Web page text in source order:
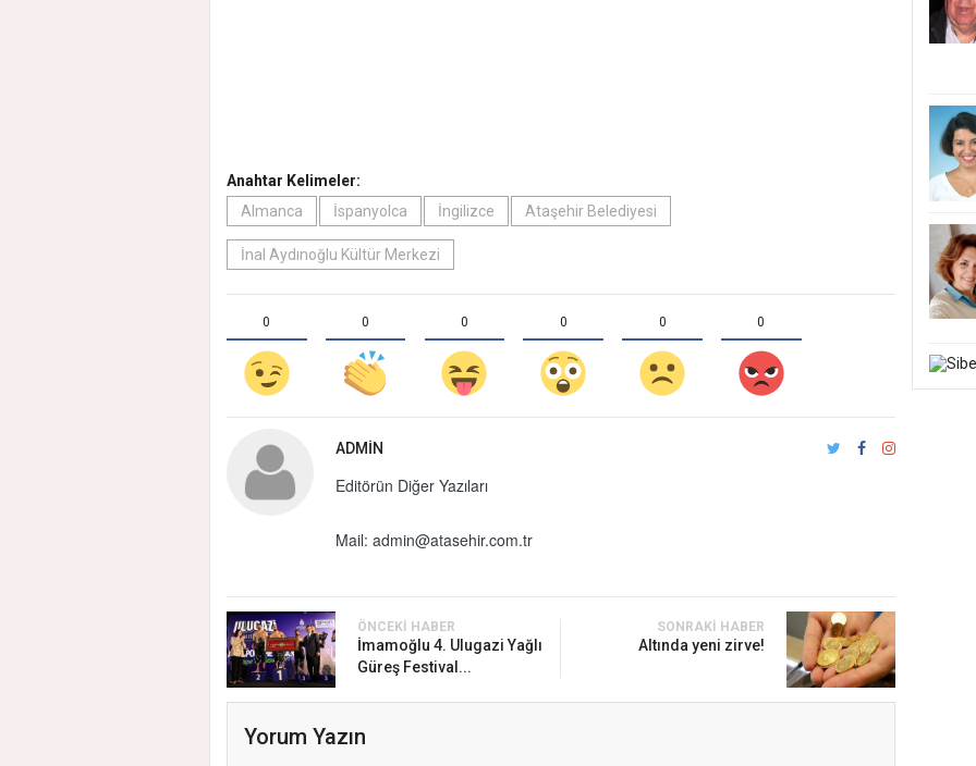
Anahtar Kelimeler:
Almanca
İspanyolca İngilizce Ataşehir Belediyesi
İnal Aydınoğlu Kültür Merkezi
0 0 0 0 0 0
ADMIN
Editörün Diğer Yazıları
Mail: admin@atasehir.com.tr
ÖNCEKI HABER
İmamoğlu 4. Ulugazi Yağlı
Güreş Festival...
SONRAKI HABER
Altında yeni zirve!
Yorum Yazın